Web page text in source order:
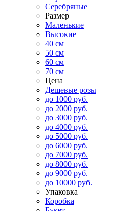
Серебряные
Размер
Маленькие
Высокие
40 см
50 см
60 см
70 см
Цена
Дешевые розы
до 1000 руб.
до 2000 руб.
до 3000 руб.
до 4000 руб.
до 5000 руб.
до 6000 руб.
до 7000 руб.
до 8000 руб.
до 9000 руб.
до 10000 руб.
Упаковка
Коробка